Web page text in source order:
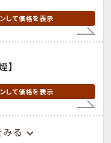
して価格を表示
】
して価格を表示
る